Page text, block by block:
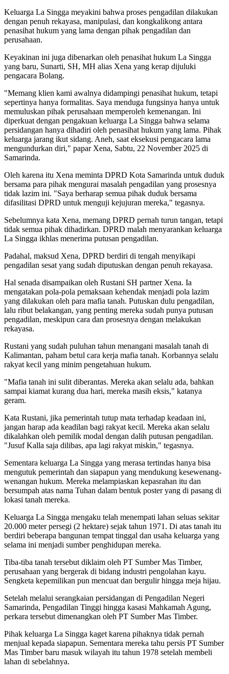
Keluarga La Singga meyakini bahwa proses pengadilan dilakukan
dengan penuh rekayasa, manipulasi, dan kongkalikong antara
penasihat hukum yang lama dengan pihak pengadilan dan
perusahaan.
Keyakinan ini juga dibenarkan oleh penasihat hukum La Singga
yang baru, Sunarti, SH, MH alias Xena yang kerap dijuluki
pengacara Bolang.
"Memang klien kami awalnya didampingi penasihat hukum, tetapi
sepertinya hanya formalitas. Saya menduga fungsinya hanya untuk
memuluskan pihak perusahaan memperoleh kemenangan. Ini
diperkuat dengan pengakuan keluarga La Singga bahwa selama
persidangan hanya dihadiri oleh penasihat hukum yang lama. Pihak
keluarga jarang ikut sidang. Aneh, saat eksekusi pengacara lama
mengundurkan diri," papar Xena, Sabtu, 22 November 2025 di
Samarinda.
Oleh karena itu Xena meminta DPRD Kota Samarinda untuk duduk
bersama para pihak mengurai masalah pengadilan yang prosesnya
tidak lazim ini. "Saya berharap semua pihak duduk bersama
difasilitasi DPRD untuk menguji kejujuran mereka," tegasnya.
Sebelumnya kata Xena, memang DPRD pernah turun tangan, tetapi
tidak semua pihak dihadirkan. DPRD malah menyarankan keluarga
La Singga ikhlas menerima putusan pengadilan.
Padahal, maksud Xena, DPRD berdiri di tengah menyikapi
pengadilan sesat yang sudah diputuskan dengan penuh rekayasa.
Hal senada disampaikan oleh Rustani SH partner Xena. Ia
mengatakan pola-pola pemaksaan kehendak menjadi pola lazim
yang dilakukan oleh para mafia tanah. Putuskan dulu pengadilan,
lalu ribut belakangan, yang penting mereka sudah punya putusan
pengadilan, meskipun cara dan prosesnya dengan melakukan
rekayasa.
Rustani yang sudah puluhan tahun menangani masalah tanah di
Kalimantan, paham betul cara kerja mafia tanah. Korbannya selalu
rakyat kecil yang minim pengetahuan hukum.
"Mafia tanah ini sulit diberantas. Mereka akan selalu ada, bahkan
sampai kiamat kurang dua hari, mereka masih eksis," katanya
geram.
Kata Rustani, jika pemerintah tutup mata terhadap keadaan ini,
jangan harap ada keadilan bagi rakyat kecil. Mereka akan selalu
dikalahkan oleh pemilik modal dengan dalih putusan pengadilan.
"Jusuf Kalla saja dilibas, apa lagi rakyat miskin," tegasnya.
Sementara keluarga La Singga yang merasa tertindas hanya bisa
mengutuk pemerintah dan siapapun yang mendukung kesewenang-
wenangan hukum. Mereka melampiaskan kepasrahan itu dan
bersumpah atas nama Tuhan dalam bentuk poster yang di pasang di
lokasi tanah mereka.
Keluarga La Singga mengaku telah menempati lahan seluas sekitar
20.000 meter persegi (2 hektare) sejak tahun 1971. Di atas tanah itu
berdiri beberapa bangunan tempat tinggal dan usaha keluarga yang
selama ini menjadi sumber penghidupan mereka.
Tiba-tiba tanah tersebut diklaim oleh PT Sumber Mas Timber,
perusahaan yang bergerak di bidang industri pengolahan kayu.
Sengketa kepemilikan pun mencuat dan bergulir hingga meja hijau.
Setelah melalui serangkaian persidangan di Pengadilan Negeri
Samarinda, Pengadilan Tinggi hingga kasasi Mahkamah Agung,
perkara tersebut dimenangkan oleh PT Sumber Mas Timber.
Pihak keluarga La Singga kaget karena pihaknya tidak pernah
menjual kepada siapapun. Sementara mereka tahu persis PT Sumber
Mas Timber baru masuk wilayah itu tahun 1978 setelah membeli
lahan di sebelahnya.